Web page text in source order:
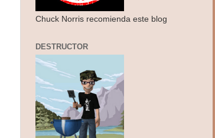
Chuck Norris recomienda este blog
DESTRUCTOR